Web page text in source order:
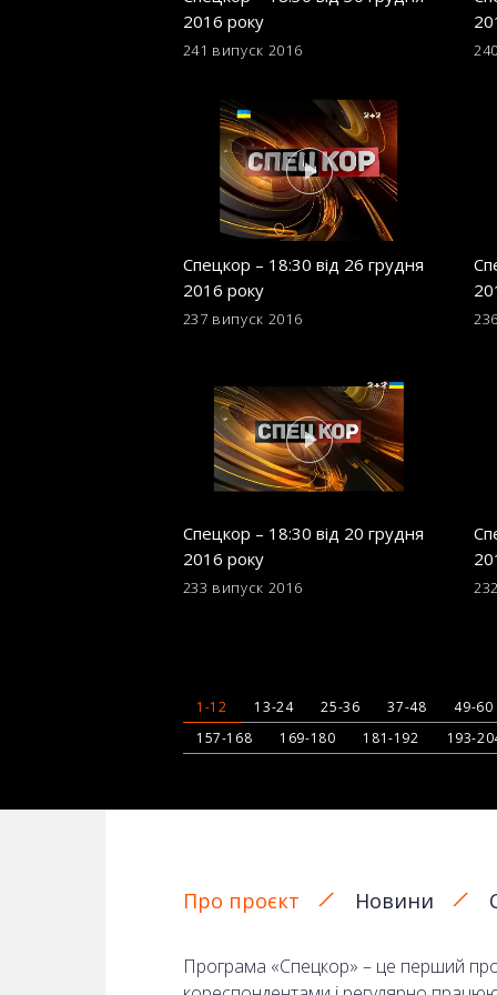
2016 року
241 випуск 2016
Спецкор – 18:30 від 26 грудня
2016 року
237 випуск 2016
Спецкор – 18:30 від 20 грудня
2016 року
233 випуск 2016
1-12 13-24 25-36 37-48 49-60
157-168
169-180 181-192 193-
Про проєкт Новини
Програма «Спецкор» – це перший